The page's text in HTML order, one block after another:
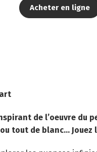
Acheter en ligne
de l’oeuvre du
tout de blanc… Jouez